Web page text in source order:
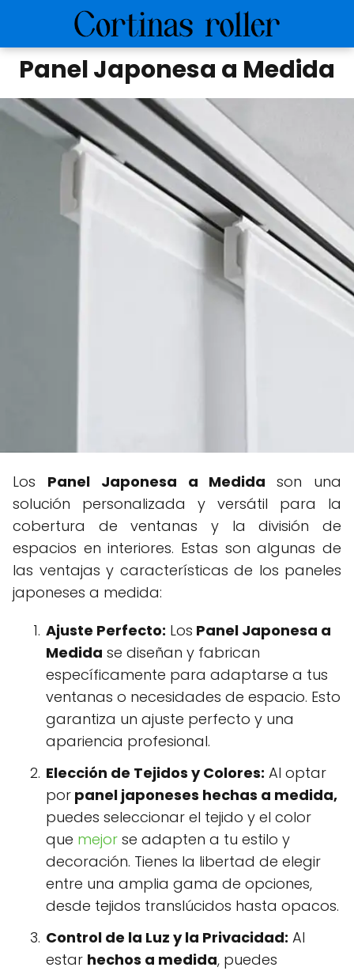
Panel Japonesa a Medida
Los Panel Japonesa a Medidason una
solución personalizada y versátil para la
cobertura de ventanas y la división de
espacios en interiores. Estas son algunas de
las ventajas y características de los paneles
japoneses a medida:
Ajuste Perfecto: Los Panel Japonesa a
Medida se diseñan y fabrican
específicamente para adaptarse a tus
ventanas o necesidades de espacio. Esto
garantiza un ajuste perfecto y una
apariencia profesional.
Elección de Tejidos y Colores: Al optar
por panel japoneses hechas a medida,
puedes seleccionar el tejido y el color
que mejor se adapten a tu estilo y
decoración. Tienes la libertad de elegir
entre una amplia gama de opciones,
desde tejidos translúcidos hasta opacos.
Control de la Luz y la Privacidad: Al
estar hechos a medida, puedes